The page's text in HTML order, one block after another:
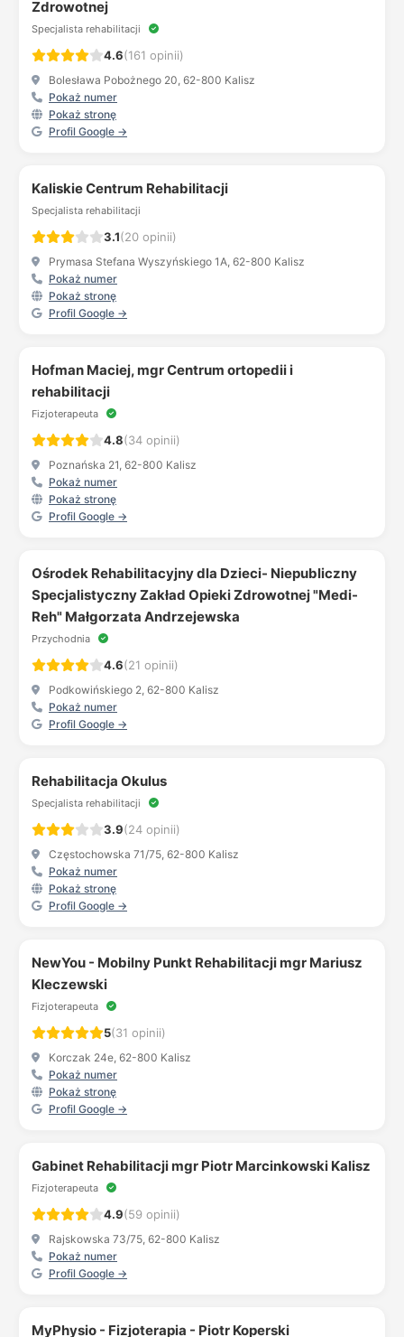
Zdrowotnej
Specjalista rehabilitacji
4.6(161 opinii)
Bolesława Pobożnego 20, 62-800 Kalisz
Pokaż numer
Pokaż stronę
Profil Google →
Kaliskie Centrum Rehabilitacji
Specjalista rehabilitacji
3.1(20 opinii)
Prymasa Stefana Wyszyńskiego 1A, 62-800 Kalisz
Pokaż numer
Pokaż stronę
Profil Google →
Hofman Maciej, mgr Centrum ortopedii i
rehabilitacji
Fizjoterapeuta
4.8(34 opinii)
Poznańska 21, 62-800 Kalisz
Pokaż numer
Pokaż stronę
Profil Google →
Ośrodek Rehabilitacyjny dla Dzieci- Niepubliczny
Specjalistyczny Zakład Opieki Zdrowotnej "Medi-
Reh" Małgorzata Andrzejewska
Przychodnia
4.6(21 opinii)
Podkowińskiego 2, 62-800 Kalisz
Pokaż numer
Profil Google →
Rehabilitacja Okulus
Specjalista rehabilitacji
3.9(24 opinii)
Częstochowska 71/75, 62-800 Kalisz
Pokaż numer
Pokaż stronę
Profil Google →
NewYou - Mobilny Punkt Rehabilitacji mgr Mariusz
Kleczewski
Fizjoterapeuta
5(31 opinii)
Korczak 24e, 62-800 Kalisz
Pokaż numer
Pokaż stronę
Profil Google →
Gabinet Rehabilitacji mgr Piotr Marcinkowski Kalisz
Fizjoterapeuta
4.9(59 opinii)
Rajskowska 73/75, 62-800 Kalisz
Pokaż numer
Profil Google →
MyPhysio - Fizjoterapia - Piotr Koperski